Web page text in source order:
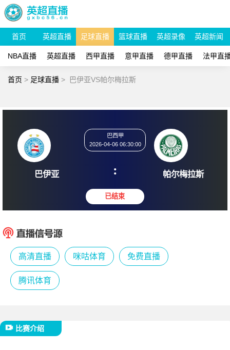
首页 英超直播 足球直播 篮球直播 英超录像 英超新闻
NBA直播 英超直播 西甲直播 意甲直播 德甲直播 法甲直
首页 > 足球直播 > 巴伊亚VS帕尔梅拉斯
巴伊亚
2026-04-06 06:30:00
: 帕尔
高清直播 咪咕体育 免费直播
腾讯体育
比赛介绍